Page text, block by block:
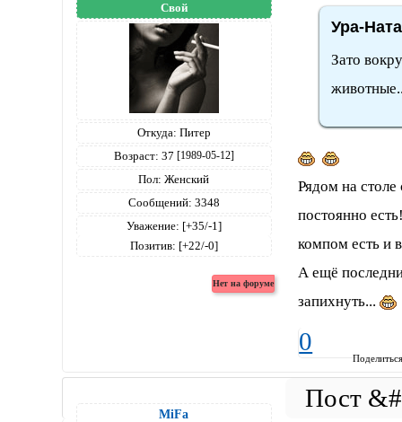
Свой
Откуда: Питер
Возраст: 37 [1989-05-12]
Пол: Женский
Сообщений: 3348
Уважение: [+35/-1]
Позитив: [+22/-0]
Ура-
Зато
Рядом на столе
постоянно
компом есть и
А ещё
запихнуть...
0
MiFa